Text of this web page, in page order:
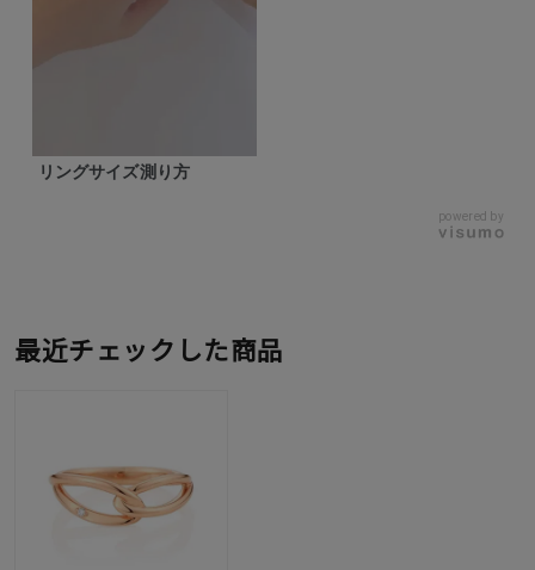
リングサイズ測り方
powered by
最近チェックした商品